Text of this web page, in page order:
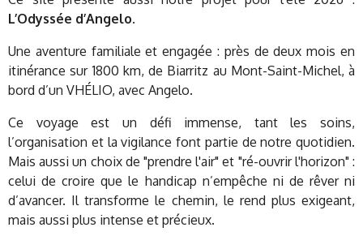
L’Odyssée d’Angelo.
Une aventure familiale et engagée : près de deux mois en
itinérance sur 1800 km, de Biarritz au Mont-Saint-Michel, à
bord d’un VHÉLIO, avec Angelo.
Ce voyage est un défi immense, tant les soins,
l’organisation et la vigilance font partie de notre quotidien.
Mais aussi un choix de "prendre l'air" et "ré-ouvrir l'horizon" :
celui de croire que le handicap n’empêche ni de rêver ni
d’avancer. Il transforme le chemin, le rend plus exigeant,
mais aussi plus intense et précieux.